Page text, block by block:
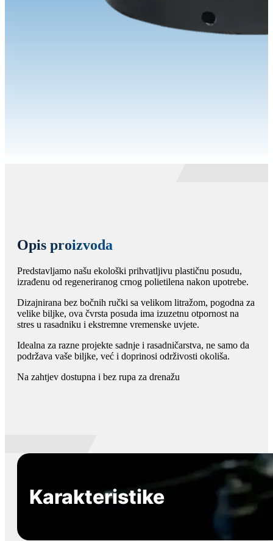
Opis proizvoda
Predstavljamo našu ekološki prihvatljivu plastičnu posudu,
izrađenu od regeneriranog crnog polietilena nakon upotrebe.
Dizajnirana bez bočnih ručki sa velikom litražom, pogodna za
velike biljke, ova čvrsta posuda ima izuzetnu otpornost na
stres u rasadniku i ekstremne vremenske uvjete.
Idealna za razne projekte sadnje i rasadničarstva, ne samo da
podržava vaše biljke, već i doprinosi održivosti okoliša.
Na zahtjev dostupna i bez rupa za drenažu
Karakteristike